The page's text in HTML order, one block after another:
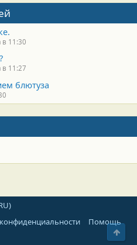
в 11:30
в 11:27
блютуза
Помощь